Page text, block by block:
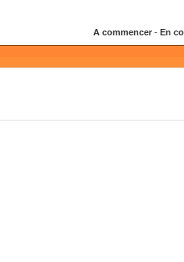
A commencer- En